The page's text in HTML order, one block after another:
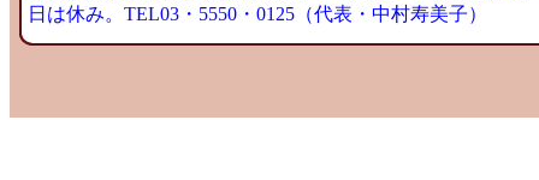
日は休み。TEL03・5550・0125（代表・中村寿美子）